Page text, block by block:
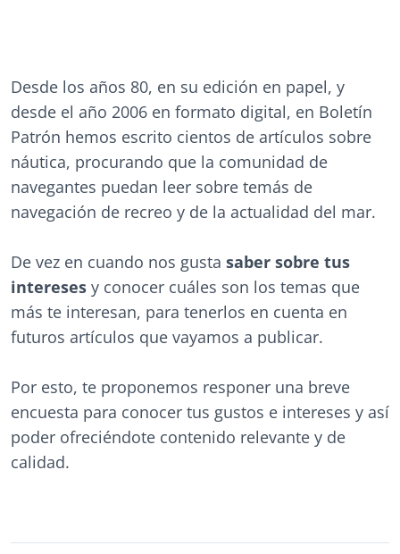
Desde los años 80, en su edición en papel, y
desde el año 2006 en formato digital, en Boletín
Patrón hemos escrito cientos de artículos sobre
náutica, procurando que la comunidad de
navegantes puedan leer sobre temás de
navegación de recreo y de la actualidad del mar.
De vez en cuando nos gusta saber sobre tus
intereses y conocer cuáles son los temas que
más te interesan, para tenerlos en cuenta en
futuros artículos que vayamos a publicar.
Por esto, te proponemos responer una breve
encuesta para conocer tus gustos e intereses y así
poder ofreciéndote contenido relevante y de
calidad.